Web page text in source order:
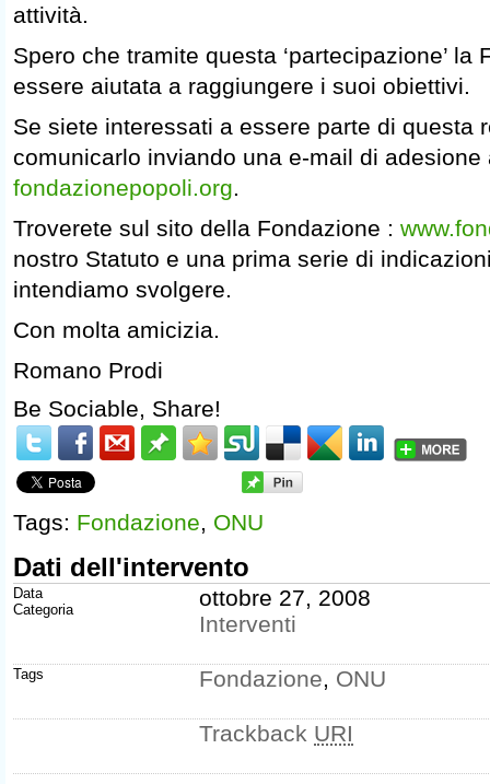
attività.
Spero che tramite questa ‘partecipazione’ la
essere aiutata a raggiungere i suoi obiettivi.
Se siete interessati a essere parte di questa
comunicarlo inviando una e-mail di adesione
fondazionepopoli.org.
Troverete sul sito della Fondazione :
nostro Statuto e una prima serie di
intendiamo svolgere.
Con molta amicizia.
Romano Prodi
Be Sociable, Share!
Tags: Fondazione, ONU
Dati dell'intervento
Data
Categoria
ottobre 27, 2008
Interventi
Tags Fondazione, ONU
Trackback URI